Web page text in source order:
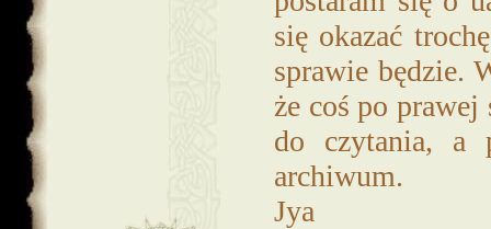
się okazać
sprawie będzie.
że coś po
do czytania, a
archiwum.
Jya